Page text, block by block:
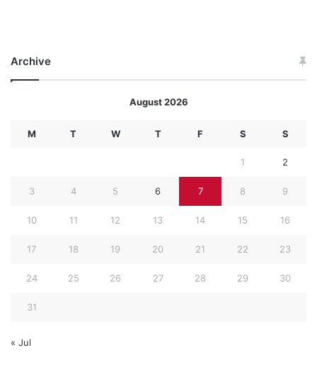
Archive
August 2026
M T W T F S S
1 2
3 4 5 6 7 8 9
10 11 12 13 14 15 16
17 18 19 20 21 22 23
24 25 26 27 28 29 30
31
« Jul